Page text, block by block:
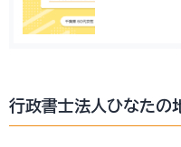
行政書士法人ひなたの